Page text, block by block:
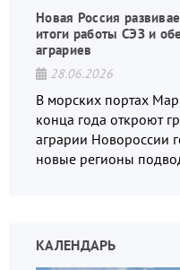
Новая Россия
итоги работы СЭЗ и
аграриев
28.06.2026
В морских портах
конца года откроют
аграрии Новороссии
новые регионы
КАЛЕНДАРЬ